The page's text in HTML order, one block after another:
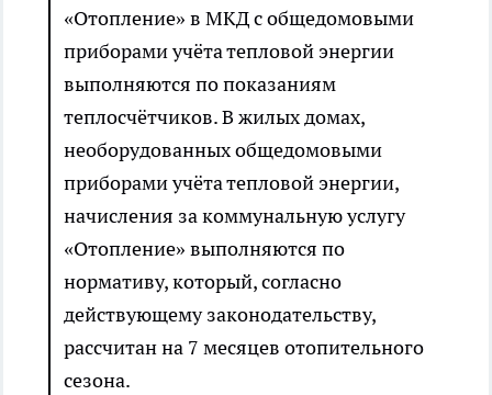
«Отопление» в МКД с общедомовыми
приборами учёта тепловой энергии
выполняются по показаниям
теплосчётчиков. В жилых домах,
необорудованных общедомовыми
приборами учёта тепловой энергии,
начисления за коммунальную услугу
«Отопление» выполняются по
нормативу, который, согласно
действующему законодательству,
рассчитан на 7 месяцев отопительного
сезона.